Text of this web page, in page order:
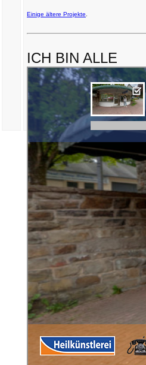
Einige ältere Projekte
ICH BIN ALLE